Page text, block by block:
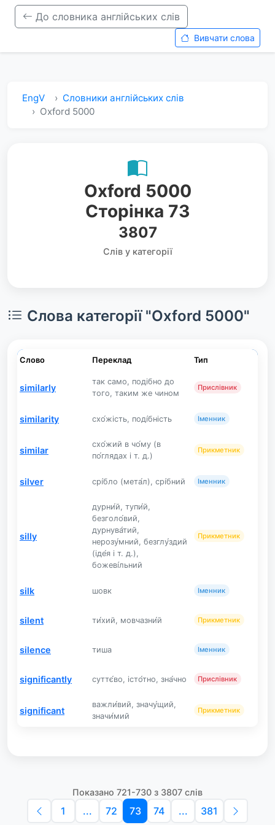
До словника англійських слів
Вивчати слова
EngV
Словники англійських слів
Oxford 5000
Oxford 5000
Сторінка 73
3807
Слів у категорії
Слова категорії "Oxford 5000"
Слово Переклад Тип
similarly
так само, подібно до
того, таким же чином
Прислівник
similarity схо́жість, поді́бність Іменник
similar
схо́жий в чо́му (в
по́глядах і т. д.)
Прикметник
silver срі́бло (мета́л), срі́бний Іменник
silly
дурни́й, тупи́й,
безголо́вий,
дурнува́тий,
нерозу́мний, безглу́здий
(іде́я і т. д.),
божеві́льний
Прикметник
silk шовк Іменник
silent ти́хий, мовчазни́й Прикметник
silence тиша Іменник
significantly суттє́во, істо́тно, зна́чно Прислівник
significant
важли́вий, значу́щий,
значи́мий
Прикметник
Показано 721-730 з 3807 слів
1 ... 72 73 74 ... 381